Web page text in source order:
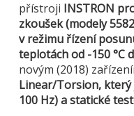
přístroji INSTRON
zkoušek (modely
v režimu řízení
teplotách od -150 °C
novým (2018)
Linear/Torsion, který
100 Hz) a statické